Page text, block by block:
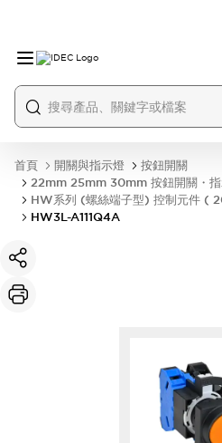
首頁 開關與指示燈
按鈕開關
22mm 25mm 30mm 按鈕開關・指
HW系列 (螺絲端子型) 控制元件 (
HW3L-A111Q4A